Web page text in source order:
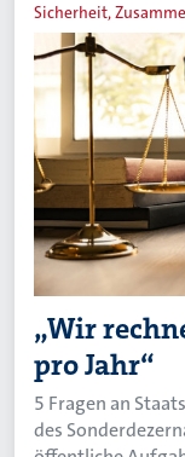
Sicherheit,
„Wir
pro Jahr“
5 Fragen an
des